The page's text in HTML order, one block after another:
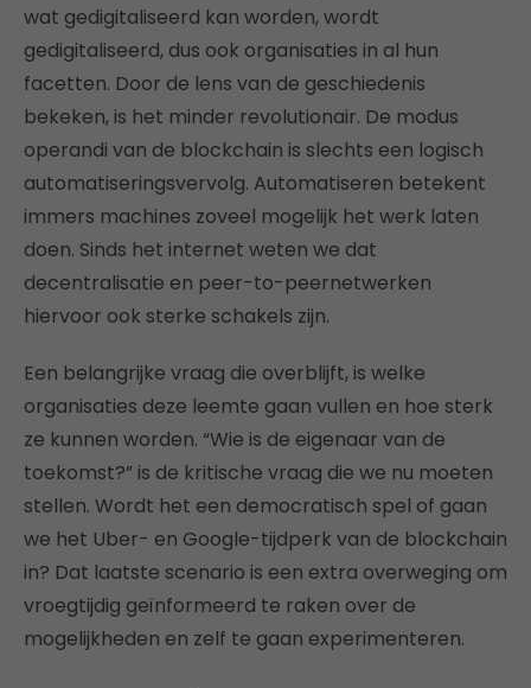
wat gedigitaliseerd kan worden, wordt
gedigitaliseerd, dus ook organisaties in al hun
facetten. Door de lens van de geschiedenis
bekeken, is het minder revolutionair. De modus
operandi van de blockchain is slechts een logisch
automatiseringsvervolg. Automatiseren betekent
immers machines zoveel mogelijk het werk laten
doen. Sinds het internet weten we dat
decentralisatie en peer-to-peernetwerken
hiervoor ook sterke schakels zijn.
Een belangrijke vraag die overblijft, is welke
organisaties deze leemte gaan vullen en hoe sterk
ze kunnen worden. “Wie is de eigenaar van de
toekomst?” is de kritische vraag die we nu moeten
stellen. Wordt het een democratisch spel of gaan
we het Uber- en Google-tijdperk van de blockchain
in? Dat laatste scenario is een extra overweging om
vroegtijdig geïnformeerd te raken over de
mogelijkheden en zelf te gaan experimenteren.